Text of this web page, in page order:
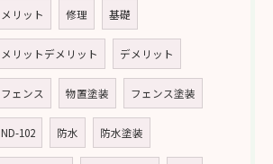
メリット 修理 基礎
メリットデメリット デメリット
フェンス 物置塗装 フェンス塗装
ND-102 防水 防水塗装